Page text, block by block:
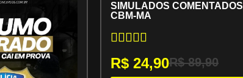
SIMULADOS COMENTADOS
CBM-MA
R$ 24,90R$89,90